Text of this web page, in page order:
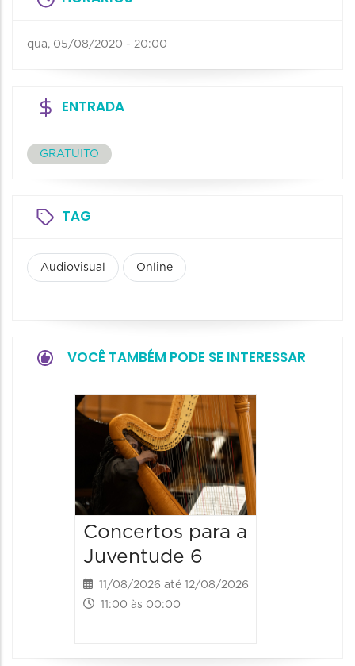
qua, 05/08/2020 - 20:00
ENTRADA
GRATUITO
TAG
Audiovisual Online
VOCÊ TAMBÉM PODE SE INTERESSAR
Concertos para a
Juventude 6
11/08/2026 até 12/08/2026
11:00 às 00:00